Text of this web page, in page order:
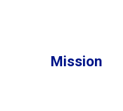
Mission